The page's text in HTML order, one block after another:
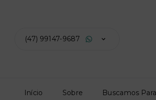
(47) 99147-9687
Início Sobre Buscamos